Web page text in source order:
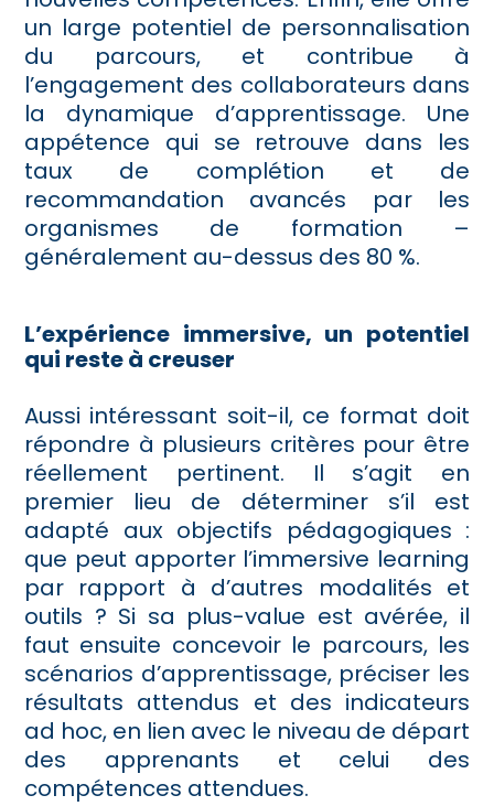
un large potentiel de personnalisation
du parcours, et contribue à
l’engagement des collaborateurs dans
la dynamique d’apprentissage. Une
appétence qui se retrouve dans les
taux de complétion et de
recommandation avancés par les
organismes de formation –
généralement au-dessus des 80 %.
L’expérience immersive, un potentiel
qui reste à creuser
Aussi intéressant soit-il, ce format doit
répondre à plusieurs critères pour être
réellement pertinent. Il s’agit en
premier lieu de déterminer s’il est
adapté aux objectifs pédagogiques :
que peut apporter l’immersive learning
par rapport à d’autres modalités et
outils ? Si sa plus-value est avérée, il
faut ensuite concevoir le parcours, les
scénarios d’apprentissage, préciser les
résultats attendus et des indicateurs
ad hoc, en lien avec le niveau de départ
des apprenants et celui des
compétences attendues.